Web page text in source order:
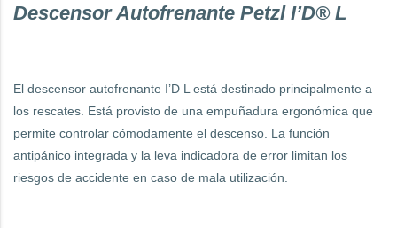
Descensor Autofrenante Petzl I’D® L
El descensor autofrenante I’D L está destinado principalmente a
los rescates. Está provisto de una empuñadura ergonómica que
permite controlar cómodamente el descenso. La función
antipánico integrada y la leva indicadora de error limitan los
riesgos de accidente en caso de mala utilización.